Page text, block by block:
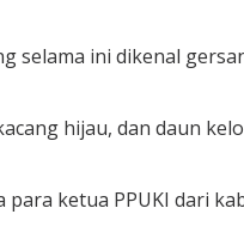
ini dikenal
hijau, dan daun
ketua PPUKI dari